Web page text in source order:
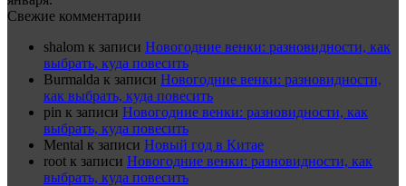
Свежие комментарии
shalom к записи Новогодние венки: разновидности, как
выбрать, куда повесить
Burmalda к записи Новогодние венки: разновидности,
как выбрать, куда повесить
pin к записи Новогодние венки: разновидности, как
выбрать, куда повесить
Mental к записи Новый год в Китае
root к записи Новогодние венки: разновидности, как
выбрать, куда повесить